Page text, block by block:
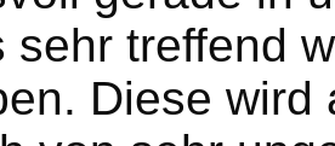
sehr treffend
Diese